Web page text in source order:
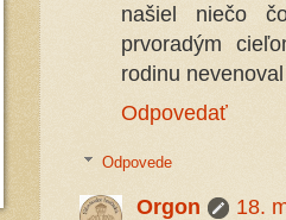
našiel niečo
prvoradým
rodinu
Odpovedať
Odpovede
Orgon
18.